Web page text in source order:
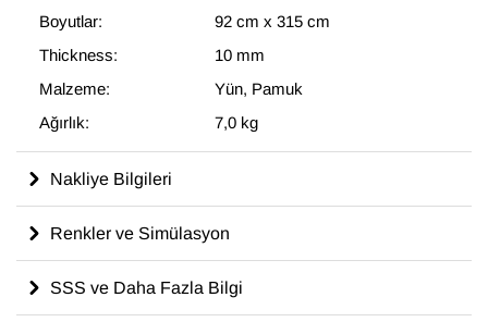
Boyutlar:
92 cm x 315 cm
Thickness:
10 mm
Malzeme:
Yün, Pamuk
Ağırlık:
7,0 kg
Nakliye Bilgileri
Renkler ve Simülasyon
SSS ve Daha Fazla Bilgi